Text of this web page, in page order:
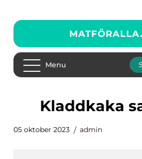
MATFÖRALLA.
Menu
kladdkaka
05 oktober 2023 admin